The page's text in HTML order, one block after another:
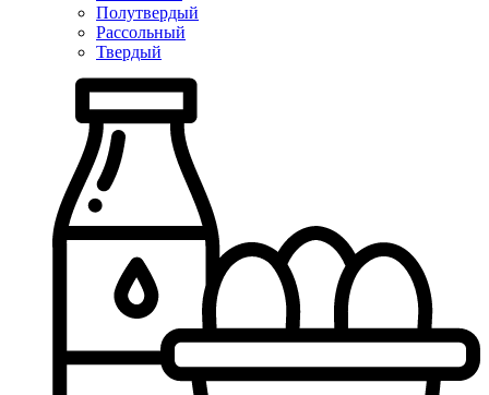
Полутвердый
Рассольный
Твердый